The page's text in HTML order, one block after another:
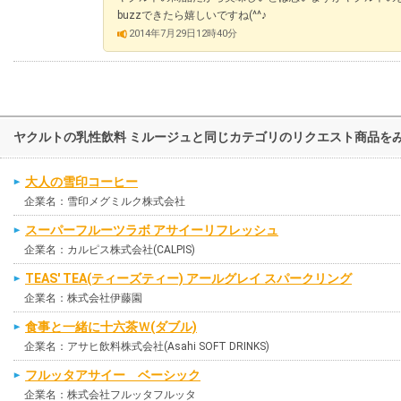
buzzできたら嬉しいですね(^^♪
2014年7月29日12時40分
ヤクルトの乳性飲料 ミルージュと同じカテゴリのリクエスト商品を
大人の雪印コーヒー
企業名：雪印メグミルク株式会社
スーパーフルーツラボ アサイーリフレッシュ
企業名：カルピス株式会社(CALPIS)
TEAS' TEA(ティーズティー) アールグレイ スパークリング
企業名：株式会社伊藤園
食事と一緒に十六茶Ｗ(ダブル)
企業名：アサヒ飲料株式会社(Asahi SOFT DRINKS)
フルッタアサイー ベーシック
企業名：株式会社フルッタフルッタ